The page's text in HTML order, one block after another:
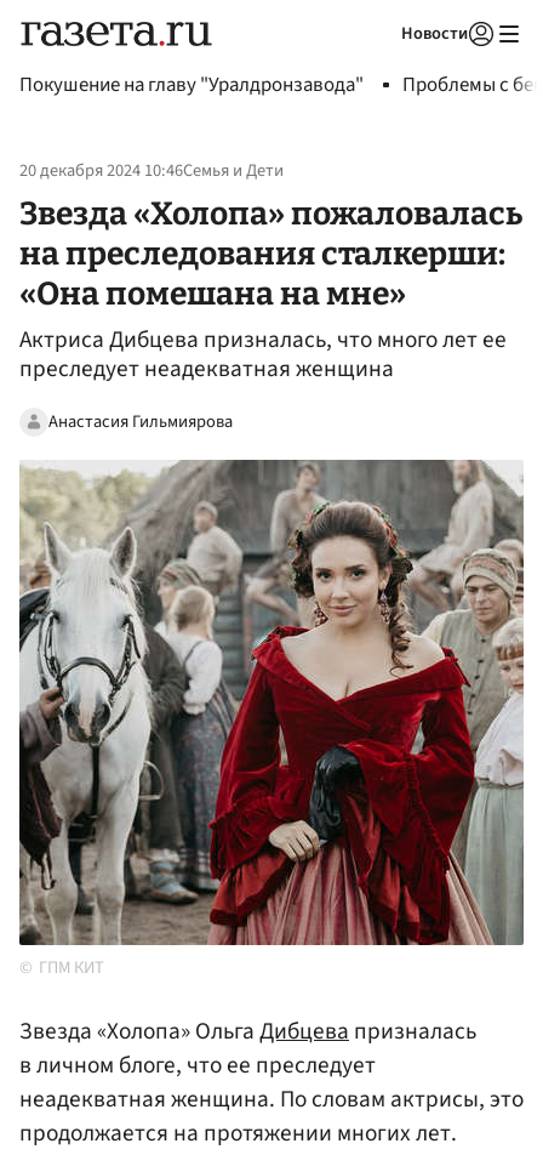
Новости
Покушение на главу "Уралдронзавода" Проблемы с
20 декабря 2024 10:46Семья и Дети
Звезда «Холопа» пожаловалась
на преследования сталкерши:
«Она помешана на мне»
Актриса Дибцева призналась, что много лет ее
преследует неадекватная женщина
Анастасия Гильмиярова
ГПМ КИТ
Звезда «Холопа» ОльгаДибцевапризналась
в личном блоге, что ее преследует
неадекватная женщина. По словам актрисы, это
продолжается на протяжении многих лет.